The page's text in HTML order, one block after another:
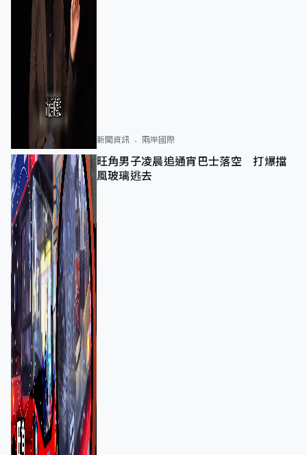
新聞資訊 兩岸國際
旺角男子凌晨追通宵巴士落空 打爆擋
風玻璃逃去